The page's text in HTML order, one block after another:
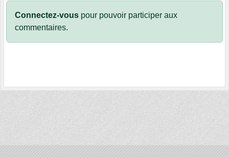
Connectez-vous pour pouvoir participer aux
commentaires.